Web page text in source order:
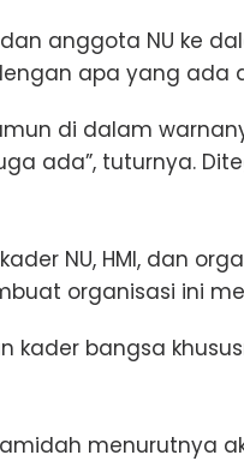
anggota NU ke
apa yang ada
di dalam
ada”, tuturnya.
NU, HMI, dan
organisasi ini
kader bangsa
menurutnya